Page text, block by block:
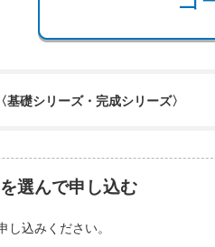
〈基礎シリーズ・完成シリーズ〉
選んで申し込む
し込みください。